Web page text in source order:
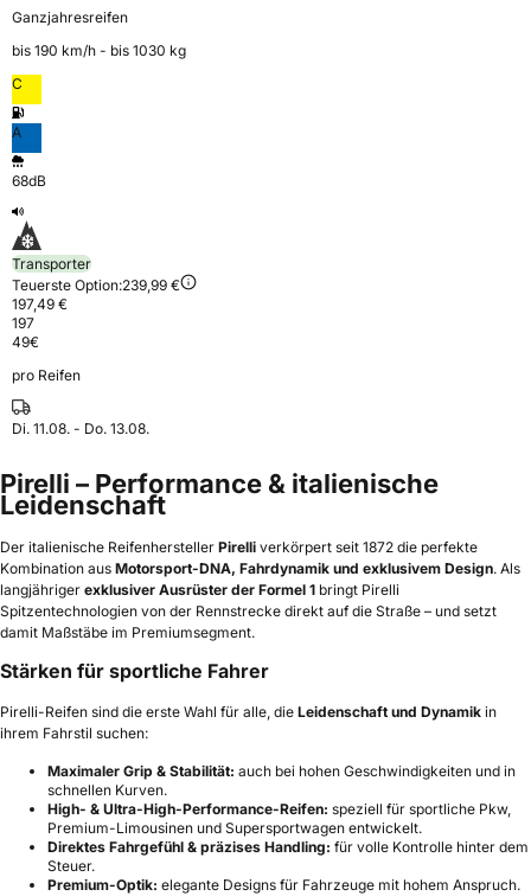
Ganzjahresreifen
bis 190 km⁠/⁠h - bis 1030 kg
C
A
68dB
Transporter
Teuerste Option:239,99 €
197,49 €
197
49€
pro Reifen
Di. 11.08. - Do. 13.08.
Pirelli – Performance & italienische
Leidenschaft
Der italienische Reifenhersteller Pirelli verkörpert seit 1872 die perfekte
Kombination aus Motorsport-DNA, Fahrdynamik und exklusivem Design. Als
langjähriger exklusiver Ausrüster der Formel 1 bringt Pirelli
Spitzentechnologien von der Rennstrecke direkt auf die Straße – und setzt
damit Maßstäbe im Premiumsegment.
Stärken für sportliche Fahrer
Pirelli-Reifen sind die erste Wahl für alle, die Leidenschaft und Dynamik in
ihrem Fahrstil suchen:
Maximaler Grip & Stabilität: auch bei hohen Geschwindigkeiten und in
schnellen Kurven.
High- & Ultra-High-Performance-Reifen: speziell für sportliche Pkw,
Premium-Limousinen und Supersportwagen entwickelt.
Direktes Fahrgefühl & präzises Handling: für volle Kontrolle hinter dem
Steuer.
Premium-Optik: elegante Designs für Fahrzeuge mit hohem Anspruch.